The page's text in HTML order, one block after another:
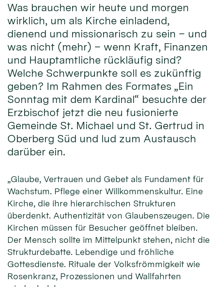
Was brauchen wir heute und morgen
wirklich, um als Kirche einladend,
dienend und missionarisch zu sein – und
was nicht (mehr) – wenn Kraft, Finanzen
und Hauptamtliche rückläufig sind?
Welche Schwerpunkte soll es zukünftig
geben? Im Rahmen des Formates „Ein
Sonntag mit dem Kardinal“ besuchte der
Erzbischof jetzt die neu fusionierte
Gemeinde St. Michael und St. Gertrud in
Oberberg Süd und lud zum Austausch
darüber ein.
„Glaube, Vertrauen und Gebet als Fundament für
Wachstum. Pflege einer Willkommenskultur. Eine
Kirche, die ihre hierarchischen Strukturen
überdenkt. Authentizität von Glaubenszeugen. Die
Kirchen müssen für Besucher geöffnet bleiben.
Der Mensch sollte im Mittelpunkt stehen, nicht die
Strukturdebatte. Lebendige und fröhliche
Gottesdienste. Rituale der Volksfrömmigkeit wie
Rosenkranz, Prozessionen und Wallfahrten